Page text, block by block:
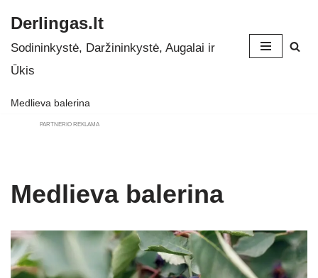
Skip
to
Derlingas.lt
Sodininkystė, Daržininkystė, Augalai ir
Ūkis
Medlieva balerina
PARTNERIO REKLAMA
Medlieva balerina